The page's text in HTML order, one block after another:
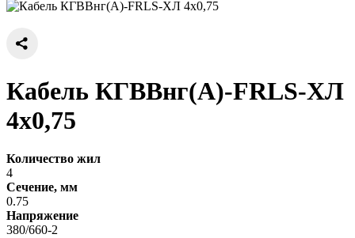
Кабель КГВВнг(А)-FRLS-ХЛ
4х0,75
Количество жил
4
Сечение, мм
0.75
Напряжение
380/660-2